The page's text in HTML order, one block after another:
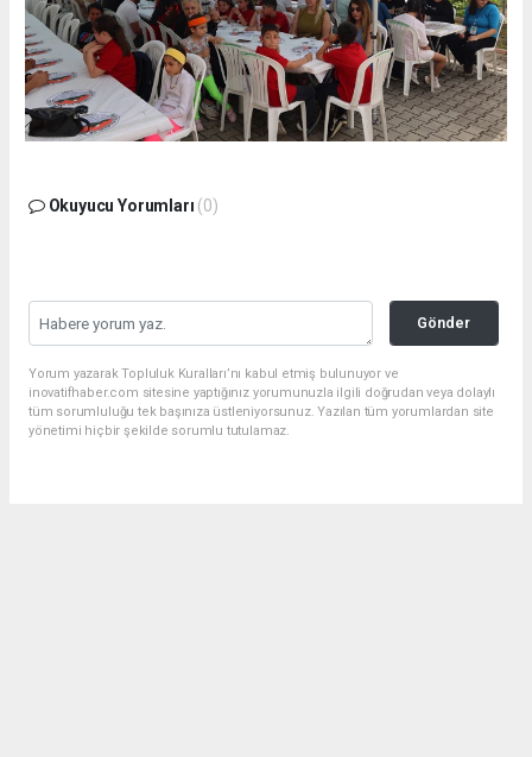
Okuyucu Yorumları (0)
Gönder
Yorum yazarak Topluluk Kuralları’nı kabul etmiş bulunuyor ve
inovatifhaber.com sitesine yaptığınız yorumunuzla ilgili doğrudan veya dolaylı
tüm sorumluluğu tek başınıza üstleniyorsunuz. Yazılan tüm yorumlardan site
yönetimi hiçbir şekilde sorumlu tutulamaz.